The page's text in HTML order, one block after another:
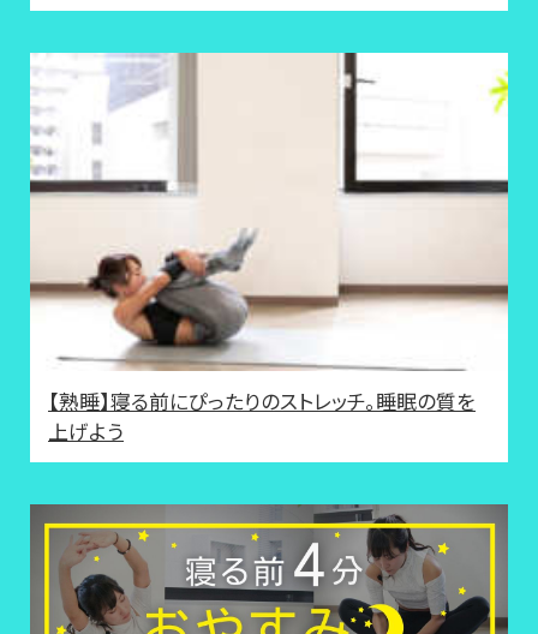
【熟睡】寝る前にぴったりのストレッチ。睡眠の質を
上げよう